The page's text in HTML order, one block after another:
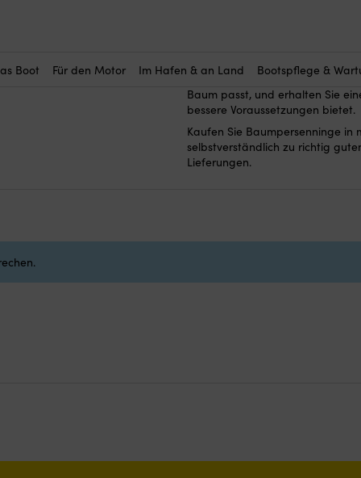
Boot Für den Motor Im Hafen & an Land Bootspflege &
Persenninggewebe genäht und
zugleich bei jedem Segelsetzen
Baum passt, und erhalten Sie
bessere Voraussetzungen bietet.
Kaufen Sie Baumpersenninge
selbstverständlich zu richtig
Lieferungen.